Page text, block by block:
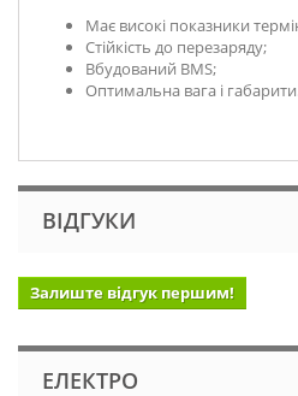
Має високі показники
Стійкість до перезаряду;
Вбудований BMS;
Оптимальна вага і
ВІДГУКИ
Залиште відгук першим!
ЕЛЕКТРО